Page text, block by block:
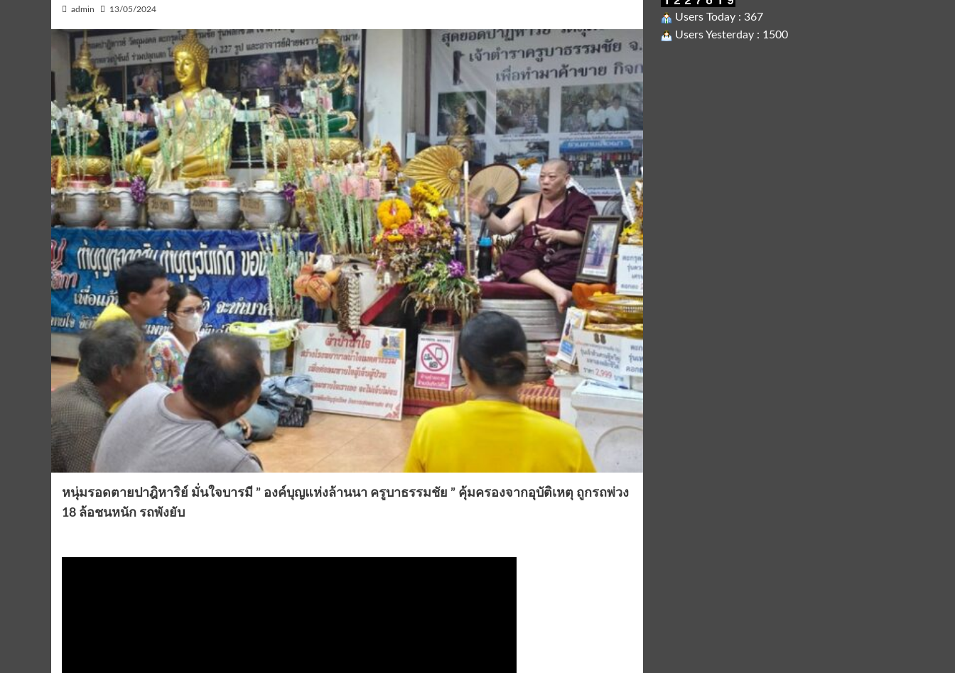
admin 13/05/2024
หนุ่มรอดตายปาฎิหาริย์ มั่นใจบารมี ” องค์บุญแห่งล้านนา ครูบาธรรมชัย ” คุ้มครองจากอุบัติเหตุ ถูกรถพ่วง
18 ล้อชนหนัก รถพังยับ
Users Today : 367
Users Yesterday : 1500